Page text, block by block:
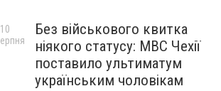
Без військового квитка
ніякого статусу: МВС Чехії
поставило ультиматум
українським чоловікам